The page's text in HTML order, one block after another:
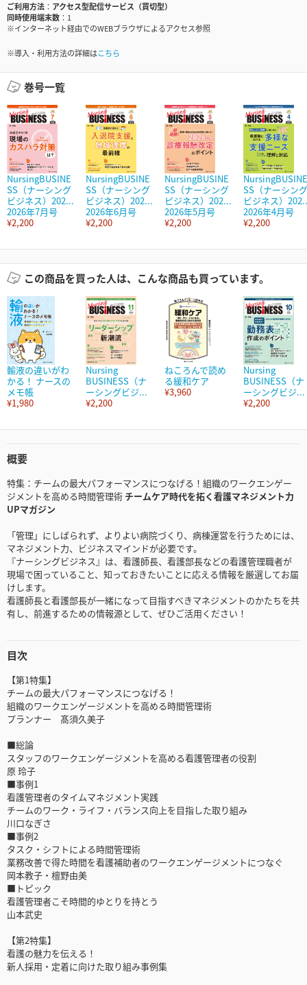
ご利用方法
アクセス型配信サービス（買切型）
同時使用端末数
1
※インターネット経由でのWEBブラウザによるアクセス参照
※導入・利用方法の詳細はこちら
巻号一覧
NursingBUSINE
SS（ナーシング
ビジネス）202...
2026年7月号
¥2,200
NursingBUSINE
SS（ナーシング
ビジネス）202...
2026年6月号
¥2,200
NursingBUSINE
SS（ナーシング
ピジネス）202...
2026年5月号
¥2,200
NursingBUSINE
SS（ナーシング
ビジネス）
2026年4月号
¥2,200
この商品を買った人は、こんな商品も買っています。
輸液の違いがわ
かる！ ナースの
メモ帳
¥1,980
Nursing
BUSINESS（ナ
ーシングビジ...
¥2,200
ねころんで読め
る緩和ケア
¥3,960
Nursing
BUSINESS（ナ
ーシングビジ...
¥2,200
概要
特集：チームの最大パフォーマンスにつなげる！組織のワークエンゲー
ジメントを高める時間管理術 チームケア時代を拓く看護マネジメント力
UPマガジン
「管理」にしばられず、よりよい病院づくり、病棟運営を行うためには、
マネジメント力、ビジネスマインドが必要です。
『ナーシングビジネス』は、看護師長、看護部長などの看護管理職者が
現場で困っていること、知っておきたいことに応える情報を厳選してお届
けします。
看護師長と看護部長が一緒になって目指すべきマネジメントのかたちを共
有し、前進するための情報源として、ぜひご活用ください！
目次
【第1特集】
チームの最大パフォーマンスにつなげる！
組織のワークエンゲージメントを高める時間管理術
プランナー 髙須久美子
■総論
スタッフのワークエンゲージメントを高める看護管理者の役割
原 玲子
■事例1
看護管理者のタイムマネジメント実践
チームのワーク・ライフ・バランス向上を目指した取り組み
川口なぎさ
■事例2
タスク・シフトによる時間管理術
業務改善で得た時間を看護補助者のワークエンゲージメントにつなぐ
岡本教子・檀野由美
■トピック
看護管理者こそ時間的ゆとりを持とう
山本武史
【第2特集】
看護の魅力を伝える！
新人採用・定着に向けた取り組み事例集